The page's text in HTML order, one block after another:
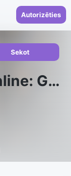
Autorizēties
The Elder Scrolls Online: Gold Edition
Sekot